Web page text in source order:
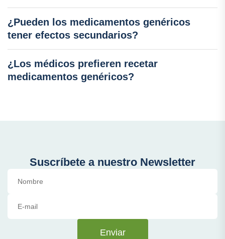
¿Pueden los medicamentos genéricos
tener efectos secundarios?
¿Los médicos prefieren recetar
medicamentos genéricos?
Suscríbete a nuestro Newsletter
Enviar